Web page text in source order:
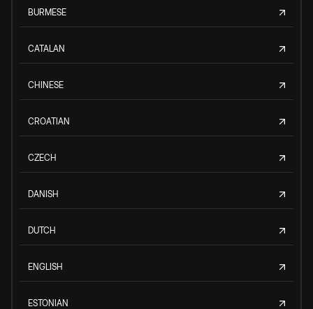
BURMESE
CATALAN
CHINESE
CROATIAN
CZECH
DANISH
DUTCH
ENGLISH
ESTONIAN